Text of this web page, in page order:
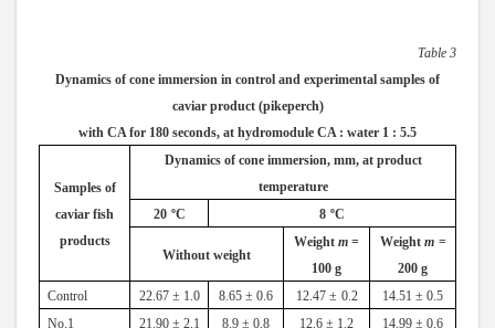
Table 3
Dynamics of cone immersion in control and experimental samples of
caviar product (pikeperch)
with CA for 180 seconds, at hydromodule CA : water 1 : 5.5
Samples of
caviar fish
products
Dynamics of cone immersion, mm, at product
temperature
20 ºС 8 ºС
Without weight
Weight m =
100 g
Weight m =
200 g
Control
22. 67 ± 1 0 8 65 ± 0 6 12. 47 ± 0. 2 14 51 ± 0 5
No. 1 21 90 ± 2. 1 8 9 ± 0 8 12 6 ± 1 2 14 99 ± 0 6